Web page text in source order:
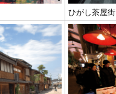
ひがし茶屋街